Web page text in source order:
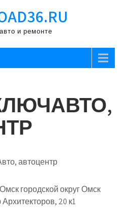
и ремонте
КЛЮЧАВТО,
автоцентр
городской округ Омск
20 к1